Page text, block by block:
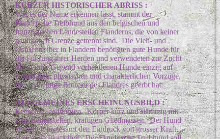
KURZER HISTORISCHER ABRISS :
Wie es der Name erkennen lässt, stammt der
Flandrische Treibhund aus den belgischen und
französischen Landesteilen Flanderns, die von keiner
natürlichen Grenze getrennt sind. Die Vieh- und
Ochsentreiber in Flandern benötigten gute Hunde für
die Führung ihrer Herden und verwendeten zur Zucht
die in ihrer Gegend vorhandenen Hunde einzig auf
Grund ihrer physischen und charakterlichen Vorzüge,
die der heutige Bouvier des Flandres geerbt hat.
ALLGEMEINES ERSCHEINUNGSBILD :
Kompakt, gedrungen. Körper kurz und stämmig mit
stark bemuskelten, kräftigen Gliedmassen. Der Hund
vermittelt insgesamt den Eindruck von grosser Kraft,